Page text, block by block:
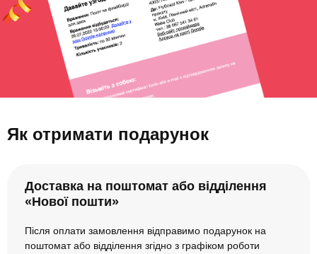
Як отримати подарунок
Доставка на поштомат або відділення
«Нової пошти»
Після оплати замовлення відправимо подарунок на
поштомат або відділення згідно з графіком роботи